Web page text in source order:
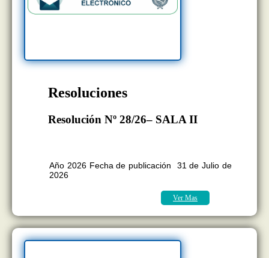
Resoluciones
Resolución Nº 28/26– SALA II
Año 2026 Fecha de publicación 31 de Julio de
2026
Ver Mas